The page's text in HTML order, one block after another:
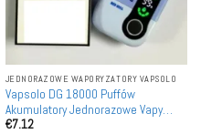
JEDNORAZOWE WAPORYZATORY VAPSOLO
Vapsolo DG 18000 Puffów
Akumulatory Jednorazowe Vapy
Hurtowo
€7.12